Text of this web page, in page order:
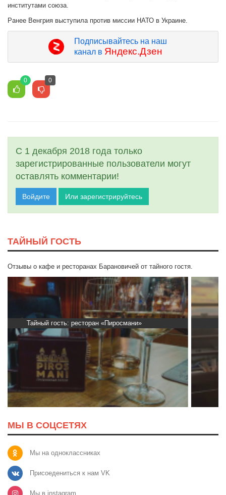
институтами союза.
Ранее Венгрия выступила против миссии НАТО в Украине.
Подписывайтесь на наш
канал в Яндекс.Дзен
0 0
С 1 декабря 2018 года только
зарегистрированные пользователи могут
оставлять комментарии!
Войдите Или зарегистрируйтесь
ТАЙНЫЙ ГОСТЬ
Отзывы о кафе и ресторанах Барановичей от тайного гостя.
Тайный гость: кафе «Автограф»
МЫ В СОЦСЕТЯХ
Мы на одноклассниках
Присоедениться к нам VK
Мы в instagram